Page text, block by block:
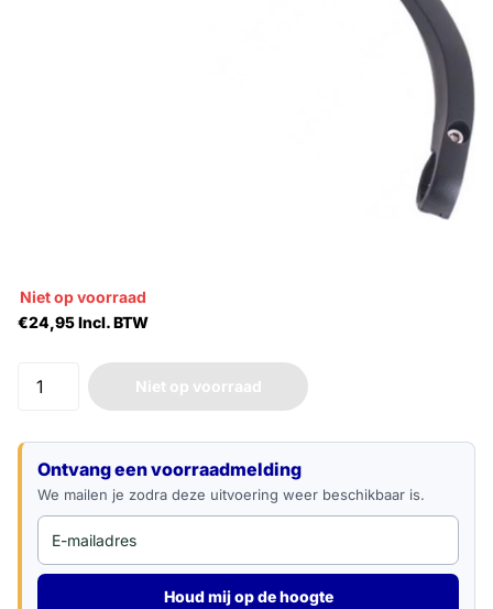
Niet op voorraad
€24,95 Incl. BTW
Niet op voorraad
Ontvang een voorraadmelding
We mailen je zodra deze uitvoering weer beschikbaar is.
E-mailadres
Houd mij op de hoogte